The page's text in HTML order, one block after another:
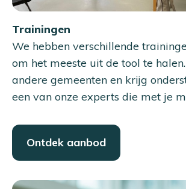
Trainingen
We hebben verschillende
om het meeste uit de tool te
andere gemeenten en krijg
een van onze experts die met je
Ontdek aanbod